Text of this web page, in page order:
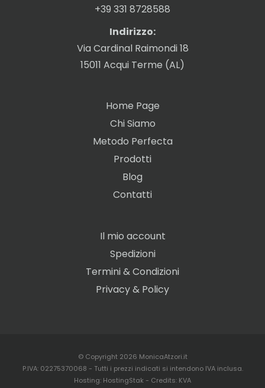
+39 331 8728588
Indirizzo:
Via Cardinal Raimondi 18
15011 Acqui Terme (AL)
Home Page
Chi Siamo
Metodo Perfecta
Prodotti
Blog
Contatti
Il mio account
Spedizioni
Termini & Condizioni
Privacy & Policy
© Copyright 2026 MonicaAtzori.it
P.IVA: 02275370068 - Tutti i prezzi indicati si intendono IVA inclusa.
Hosting: HostingStak - Credits: KVA